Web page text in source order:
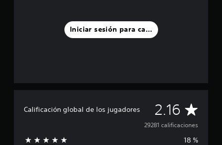
Iniciar sesión para calificar
Calificación global de los jugadores 2.16 C
a
29281 calificaciones
18 %